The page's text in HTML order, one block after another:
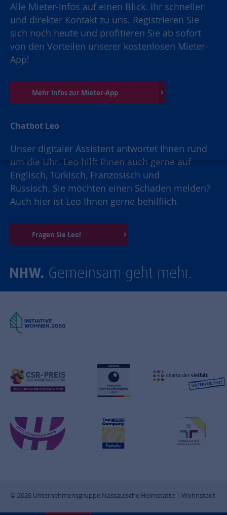
Alle Mieter-Infos auf einen Blick. Ihr schneller
und direkter Kontakt zu uns. Registrieren Sie
sich noch heute und profitieren Sie ab sofort
von den Vorteilen unserer kostenlosen Mieter-
App!
Mehr Infos zur Mieter-App
Chatbot Leo
Unser digitaler Assistent antwortet Ihnen rund
um die Uhr. Leo hilft Ihnen auch gerne auf
Englisch, Türkisch, Französisch und
Russisch. Sie möchten einen Schaden melden?
Auch hier ist Leo Ihnen gerne behilflich.
Fragen Sie Leo!
© 2026 Unternehmensgruppe Nassauische Heimstätte | Wohnstadt